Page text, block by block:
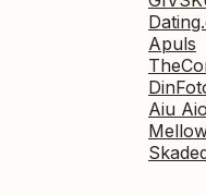
Apuls
Aiu Aio